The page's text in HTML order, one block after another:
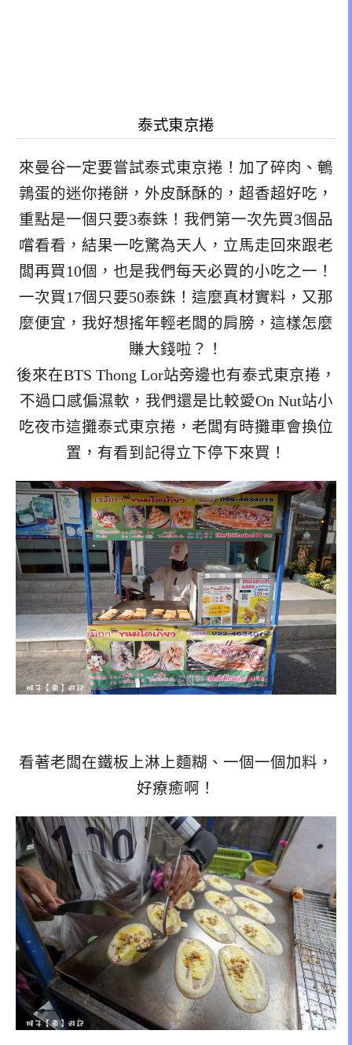
泰式東京捲
來曼谷一定要嘗試泰式東京捲！加了碎肉、鵪
鶉蛋的迷你捲餅，外皮酥酥的，超香超好吃，
重點是一個只要3泰銖！我們第一次先買3個品
嚐看看，結果一吃驚為天人，立馬走回來跟老
闆再買10個，也是我們每天必買的小吃之一！
一次買17個只要50泰銖！這麼真材實料，又那
麼便宜，我好想搖年輕老闆的肩膀，這樣怎麼
賺大錢啦？！
後來在BTS Thong Lor站旁邊也有泰式東京捲，
不過口感偏濕軟，我們還是比較愛On Nut站小
吃夜市這攤泰式東京捲，老闆有時攤車會換位
置，有看到記得立下停下來買！
看著老闆在鐵板上淋上麵糊、一個一個加料，
好療癒啊！